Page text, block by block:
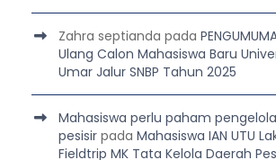
Zahra septianda pada
Ulang Calon Mahasiswa Baru
Umar Jalur SNBP Tahun 2025
Mahasiswa perlu paham
pesisir pada Mahasiswa IAN UTU
Fieldtrip MK Tata Kelola Daerah